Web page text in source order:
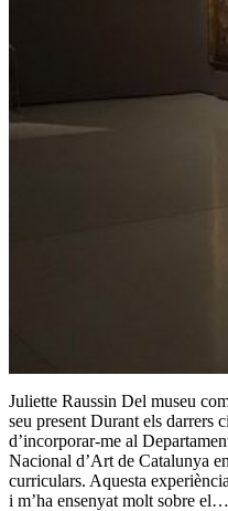
Juliette Raussin Del museu
seu present Durant els darrers
d’incorporar-me al
Nacional d’Art de Catalunya
curriculars. Aquesta
i m’ha ensenyat molt sobre el…